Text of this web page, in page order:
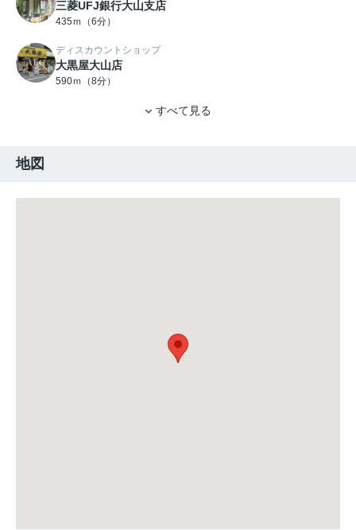
三菱UFJ銀行大山支店
435ｍ（6分）
ディスカウントショップ
大黒屋大山店
590ｍ（8分）
すべて見る
地図